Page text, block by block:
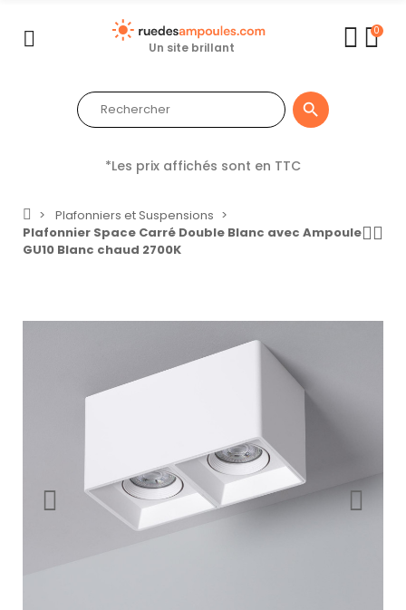
Un site brillant
0

*Les prix affichés sont en TTC
Plafonniers et Suspensions
Plafonnier Space Carré Double Blanc avec Ampoule
GU10 Blanc chaud 2700K